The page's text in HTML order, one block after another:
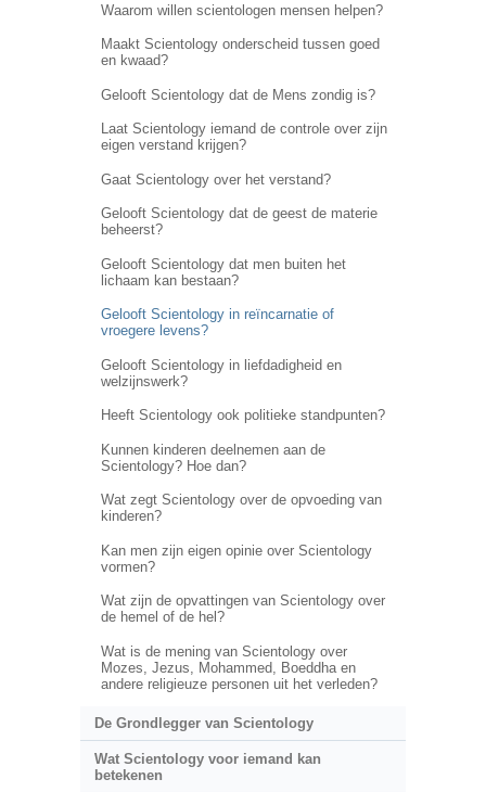
Waarom willen scientologen mensen helpen?
Maakt Scientology onderscheid tussen goed
en kwaad?
Gelooft Scientology dat de Mens zondig is?
Laat Scientology iemand de controle over zijn
eigen verstand krijgen?
Gaat Scientology over het verstand?
Gelooft Scientology dat de geest de materie
beheerst?
Gelooft Scientology dat men buiten het
lichaam kan bestaan?
Gelooft Scientology in reïncarnatie of
vroegere levens?
Gelooft Scientology in liefdadigheid en
welzijnswerk?
Heeft Scientology ook politieke standpunten?
Kunnen kinderen deelnemen aan de
Scientology? Hoe dan?
Wat zegt Scientology over de opvoeding van
kinderen?
Kan men zijn eigen opinie over Scientology
vormen?
Wat zijn de opvattingen van Scientology over
de hemel of de hel?
Wat is de mening van Scientology over
Mozes, Jezus, Mohammed, Boeddha en
andere religieuze personen uit het verleden?
De Grondlegger van Scientology
Wat Scientology voor iemand kan
betekenen